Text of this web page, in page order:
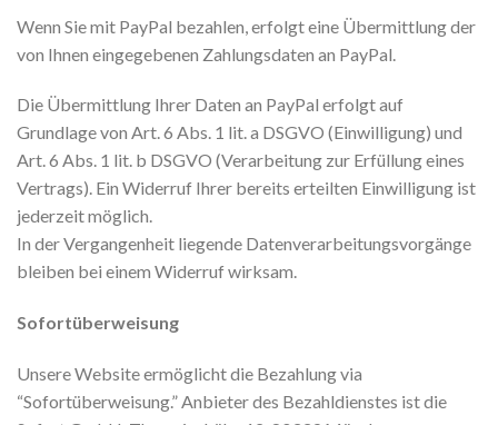
Wenn Sie mit PayPal bezahlen, erfolgt eine Übermittlung der
von Ihnen eingegebenen Zahlungsdaten an PayPal.
Die Übermittlung Ihrer Daten an PayPal erfolgt auf
Grundlage von Art. 6 Abs. 1 lit. a DSGVO (Einwilligung) und
Art. 6 Abs. 1 lit. b DSGVO (Verarbeitung zur Erfüllung eines
Vertrags). Ein Widerruf Ihrer bereits erteilten Einwilligung ist
jederzeit möglich.
In der Vergangenheit liegende Datenverarbeitungsvorgänge
bleiben bei einem Widerruf wirksam.
Sofortüberweisung
Unsere Website ermöglicht die Bezahlung via
“Sofortüberweisung.” Anbieter des Bezahldienstes ist die